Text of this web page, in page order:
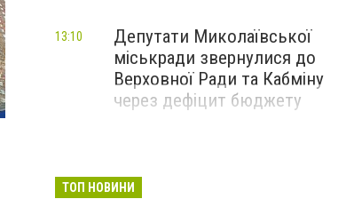
Депутати Миколаївської
міськради звернулися до
Верховної Ради та Кабміну
через дефіцит бюджету
13:10
ТОП НОВИНИ